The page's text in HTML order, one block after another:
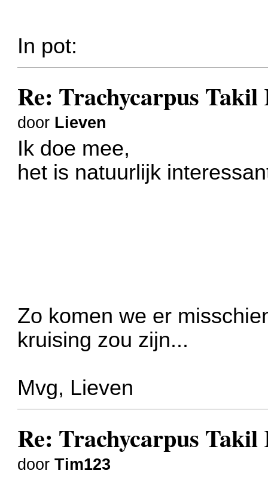
In pot:
Re: Trachycarpus
door Lieven
Ik doe mee,
het is natuurlijk
Zo komen we er
kruising zou zijn...
Mvg, Lieven
Re: Trachycarpus
doorTim123